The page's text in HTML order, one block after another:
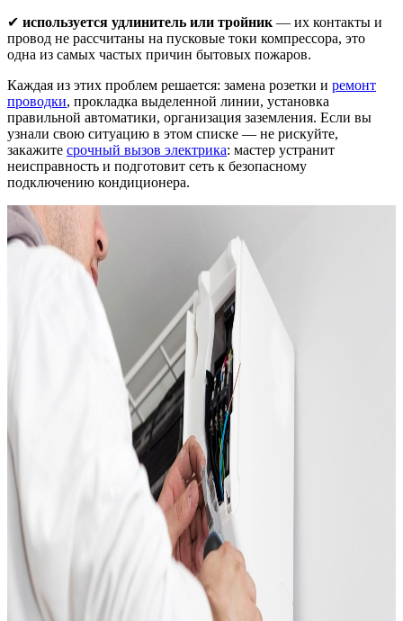
✔ используется удлинитель или тройник— их контакты и
провод не рассчитаны на пусковые токи компрессора, это
одна из самых частых причин бытовых пожаров.
Каждая из этих проблем решается: замена розетки и ремонт
проводки, прокладка выделенной линии, установка
правильной автоматики, организация заземления. Если вы
узнали свою ситуацию в этом списке — не рискуйте,
закажите срочный вызов электрика: мастер устранит
неисправность и подготовит сеть к безопасному
подключению кондиционера.